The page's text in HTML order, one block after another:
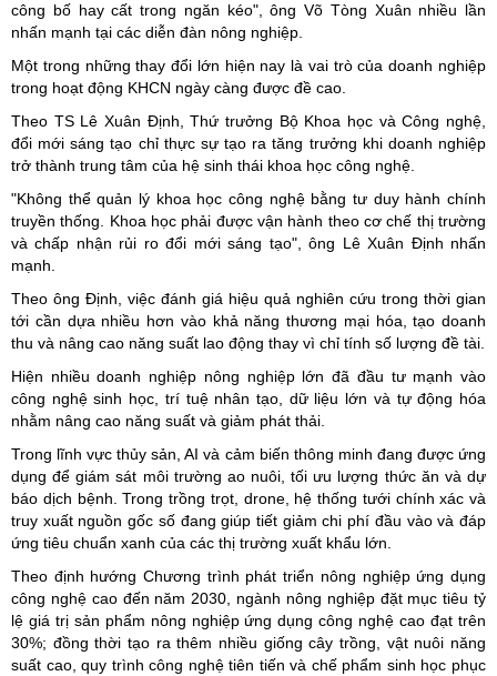
công bố hay cất trong ngăn kéo", ông Võ Tòng Xuân nhiều lần
nhấn mạnh tại các diễn đàn nông nghiệp.
Một trong những thay đổi lớn hiện nay là vai trò của doanh nghiệp
trong hoạt động KHCN ngày càng được đề cao.
Theo TS Lê Xuân Định, Thứ trưởng Bộ Khoa học và Công nghệ,
đổi mới sáng tạo chỉ thực sự tạo ra tăng trưởng khi doanh nghiệp
trở thành trung tâm của hệ sinh thái khoa học công nghệ.
"Không thể quản lý khoa học công nghệ bằng tư duy hành chính
truyền thống. Khoa học phải được vận hành theo cơ chế thị trường
và chấp nhận rủi ro đổi mới sáng tạo", ông Lê Xuân Định nhấn
mạnh.
Theo ông Định, việc đánh giá hiệu quả nghiên cứu trong thời gian
tới cần dựa nhiều hơn vào khả năng thương mại hóa, tạo doanh
thu và nâng cao năng suất lao động thay vì chỉ tính số lượng đề tài.
Hiện nhiều doanh nghiệp nông nghiệp lớn đã đầu tư mạnh vào
công nghệ sinh học, trí tuệ nhân tạo, dữ liệu lớn và tự động hóa
nhằm nâng cao năng suất và giảm phát thải.
Trong lĩnh vực thủy sản, AI và cảm biến thông minh đang được ứng
dụng để giám sát môi trường ao nuôi, tối ưu lượng thức ăn và dự
báo dịch bệnh. Trong trồng trọt, drone, hệ thống tưới chính xác và
truy xuất nguồn gốc số đang giúp tiết giảm chi phí đầu vào và đáp
ứng tiêu chuẩn xanh của các thị trường xuất khẩu lớn.
Theo định hướng Chương trình phát triển nông nghiệp ứng dụng
công nghệ cao đến năm 2030, ngành nông nghiệp đặt mục tiêu tỷ
lệ giá trị sản phẩm nông nghiệp ứng dụng công nghệ cao đạt trên
30%; đồng thời tạo ra thêm nhiều giống cây trồng, vật nuôi năng
suất cao, quy trình công nghệ tiên tiến và chế phẩm sinh học phục